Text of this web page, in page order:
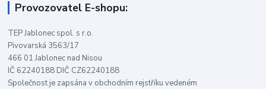
Provozovatel E-shopu:
TEP Jablonec spol. s r.o.
Pivovarská 3563/17
466 01 Jablonec nad Nisou
IČ 62240188 DIČ CZ62240188
Společnost je zapsána v obchodním rejstříku vedeném